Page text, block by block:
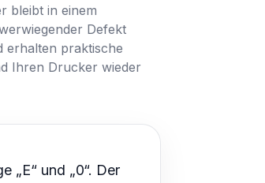
bleibt in einem
Defekt
erhalten praktische
Ihren Drucker wieder
„E“ und „0“. Der